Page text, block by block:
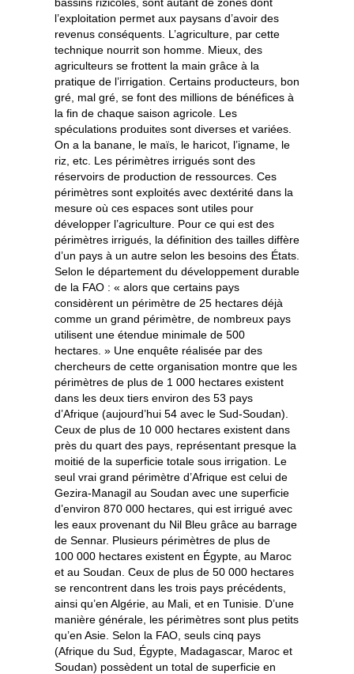
l’exploitation permet aux paysans d’avoir des
revenus conséquents. L’agriculture, par cette
technique nourrit son homme. Mieux, des
agriculteurs se frottent la main grâce à la
pratique de l’irrigation. Certains producteurs, bon
gré, mal gré, se font des millions de bénéfices à
la fin de chaque saison agricole. Les
spéculations produites sont diverses et variées.
On a la banane, le maïs, le haricot, l’igname, le
riz, etc. Les périmètres irrigués sont des
réservoirs de production de ressources. Ces
périmètres sont exploités avec dextérité dans la
mesure où ces espaces sont utiles pour
développer l’agriculture. Pour ce qui est des
périmètres irrigués, la définition des tailles diffère
d’un pays à un autre selon les besoins des États.
Selon le département du développement durable
de la FAO : « alors que certains pays
considèrent un périmètre de 25 hectares déjà
comme un grand périmètre, de nombreux pays
utilisent une étendue minimale de 500
hectares. » Une enquête réalisée par des
chercheurs de cette organisation montre que les
périmètres de plus de 1 000 hectares existent
dans les deux tiers environ des 53 pays
d’Afrique (aujourd’hui 54 avec le Sud-Soudan).
Ceux de plus de 10 000 hectares existent dans
près du quart des pays, représentant presque la
moitié de la superficie totale sous irrigation. Le
seul vrai grand périmètre d’Afrique est celui de
Gezira-Managil au Soudan avec une superficie
d’environ 870 000 hectares, qui est irrigué avec
les eaux provenant du Nil Bleu grâce au barrage
de Sennar. Plusieurs périmètres de plus de
100 000 hectares existent en Égypte, au Maroc
et au Soudan. Ceux de plus de 50 000 hectares
se rencontrent dans les trois pays précédents,
ainsi qu’en Algérie, au Mali, et en Tunisie. D’une
manière générale, les périmètres sont plus petits
qu’en Asie. Selon la FAO, seuls cinq pays
(Afrique du Sud, Égypte, Madagascar, Maroc et
Soudan) possèdent un total de superficie en